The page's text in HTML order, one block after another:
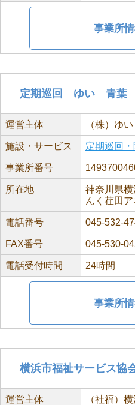
事業所
定期巡回 ゆい 青葉
運営主体 （株）ゆい
施設・サービス 定期巡回
事業所番号
所在地
神奈川県
んく荏田
電話番号 045-532-
FAX番号 045-530-
電話受付時間 24時間
事業所
横浜市福祉サービス
運営主体 （社福）